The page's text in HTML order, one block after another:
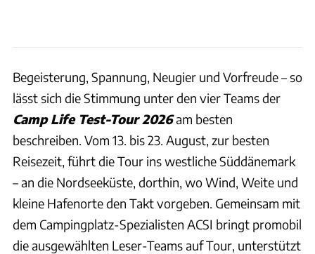
Begeisterung, Spannung, Neugier und Vorfreude – so
lässt sich die Stimmung unter den vier Teams der
Camp Life Test-Tour 2026am besten
beschreiben. Vom 13. bis 23. August, zur besten
Reisezeit, führt die Tour ins westliche Süddänemark
– an die Nordseeküste, dorthin, wo Wind, Weite und
kleine Hafenorte den Takt vorgeben. Gemeinsam mit
dem Campingplatz-Spezialisten ACSI bringt promobil
die ausgewählten Leser-Teams auf Tour, unterstützt